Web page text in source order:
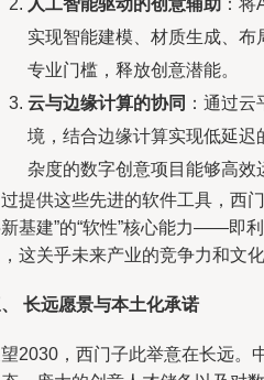
人工智能驱动的创意辅助 ：
实现智能建模、材质生成、
专业门槛，释放创意潜能。
云与边缘计算的协同 ：通过
境，结合边缘计算实现低延
杂度的数字创意项目能够高效
提供这些先进的软件工具，西
基建”的“软性”核心能力——即
这关乎未来产业的竞争力和文化
长远愿景与本土化承诺
2030，西门子此举意在长远。